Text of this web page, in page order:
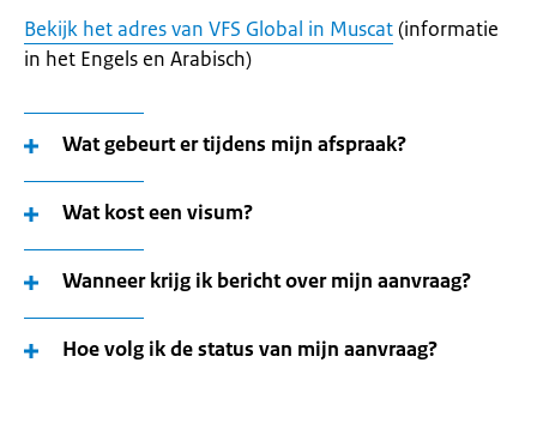
Bekijk het adres van VFS Global in Muscat(informatie
in het Engels en Arabisch)
Wat gebeurt er tijdens mijn afspraak?
Wat kost een visum?
Wanneer krijg ik bericht over mijn aanvraag?
Hoe volg ik de status van mijn aanvraag?